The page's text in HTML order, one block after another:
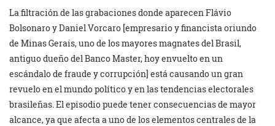
La filtración de las grabaciones donde aparecen Flávio
Bolsonaro y Daniel Vorcaro [empresario y financista oriundo
de Minas Gerais, uno de los mayores magnates del Brasil,
antiguo dueño del Banco Master, hoy envuelto en un
escándalo de fraude y corrupción] está causando un gran
revuelo en el mundo político y en las tendencias electorales
brasileñas. El episodio puede tener consecuencias de mayor
alcance, ya que afecta a uno de los elementos centrales de la